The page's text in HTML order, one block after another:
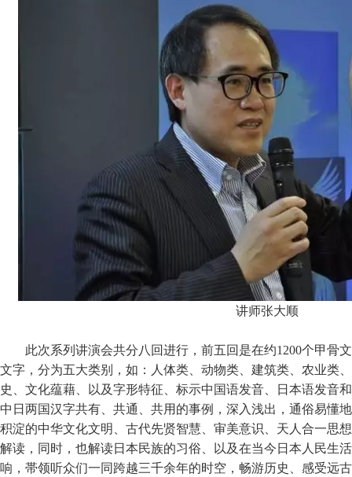
讲师张大顺
此次系列讲演会共分八回进行，前五回是在约1200个甲骨文
文字，分为五大类别，如：人体类、动物类、建筑类、农业类
史、文化蕴藉、以及字形特征、标示中国语发音、日本语发音
中日两国汉字共有、共通、共用的事例，深入浅出，通俗易懂
积淀的中华文化文明、古代先贤智慧、审美意识、天人合一思
解读，同时，也解读日本民族的习俗、以及在当今日本人民生
响，帯领听众们一同跨越三千余年的时空，畅游历史、感受远